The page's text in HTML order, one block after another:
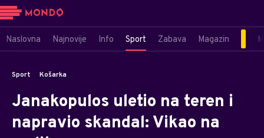
Naslovna Najnovije Info Sport Zabava Magazin
Sport Košarka
Janakopulos uletio na teren i
napravio skandal: Vikao na